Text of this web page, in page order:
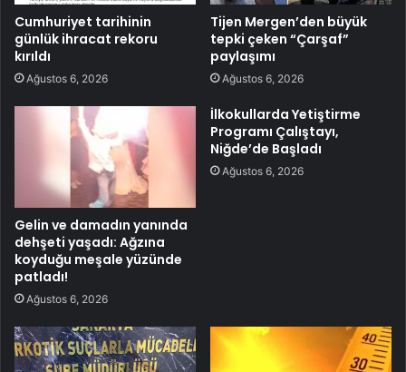
Cumhuriyet tarihinin
günlük ihracat rekoru
kırıldı
Ağustos 6, 2026
Tijen Mergen’den büyük
tepki çeken “Çarşaf”
paylaşımı
Ağustos 6, 2026
Gelin ve damadın yanında
dehşeti yaşadı: Ağzına
koyduğu meşale yüzünde
patladı!
Ağustos 6, 2026
İlkokullarda Yetiştirme
Programı Çalıştayı,
Niğde’de Başladı
Ağustos 6, 2026